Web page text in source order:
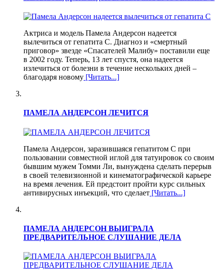
Актриса и модель Памела Андерсон надеется
вылечиться от гепатита С. Диагноз и «смертный
приговор» звезде «Спасателей Малибу» поставили еще
в 2002 году. Теперь, 13 лет спустя, она надеется
излечиться от болезни в течение нескольких дней –
благодаря новому [Читать...]
ПАМЕЛА АНДЕРСОН ЛЕЧИТСЯ
Памела Андерсон, заразившаяся гепатитом С при
пользовании совместной иглой для татуировок со своим
бывшим мужем Томми Ли, вынуждена сделать перерыв
в своей телевизионной и кинематографической карьере
на время лечения. Ей предстоит пройти курс сильных
антивирусных инъекций, что сделает [Читать...]
ПАМЕЛА АНДЕРСОН ВЫИГРАЛА
ПРЕДВАРИТЕЛЬНОЕ СЛУШАНИЕ ДЕЛА